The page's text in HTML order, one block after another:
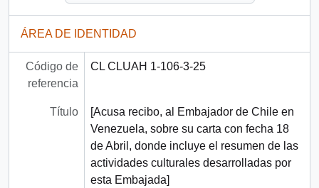
ÁREA DE IDENTIDAD
Código de
referencia
CL CLUAH 1-106-3-25
Título
[Acusa recibo, al Embajador de Chile en
Venezuela, sobre su carta con fecha 18
de Abril, donde incluye el resumen de las
actividades culturales desarrolladas por
esta Embajada]